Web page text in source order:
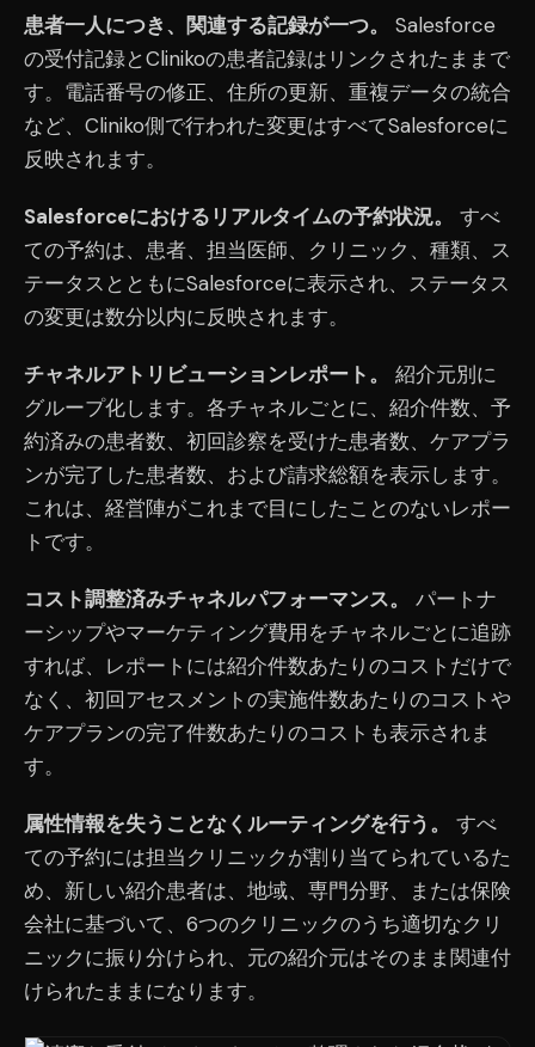
患者一人につき、関連する記録が一つ。
Salesforce
の受付記録とClinikoの患者記録はリンクされたままで
す。電話番号の修正、住所の更新、重複データの統合
など、Cliniko側で行われた変更はすべてSalesforceに
反映されます。
Salesforceにおけるリアルタイムの予約状況。
すべ
ての予約は、患者、担当医師、クリニック、種類、ス
テータスとともにSalesforceに表示され、ステータス
の変更は数分以内に反映されます。
チャネルアトリビューションレポート。
紹介元別に
グループ化します。各チャネルごとに、紹介件数、予
約済みの患者数、初回診察を受けた患者数、ケアプラ
ンが完了した患者数、および請求総額を表示します。
これは、経営陣がこれまで目にしたことのないレポー
トです。
コスト調整済みチャネルパフォーマンス。
パートナ
ーシップやマーケティング費用をチャネルごとに追跡
すれば、レポートには紹介件数あたりのコストだけで
なく、初回アセスメントの実施件数あたりのコストや
ケアプランの完了件数あたりのコストも表示されま
す。
属性情報を失うことなくルーティングを行う。
すべ
ての予約には担当クリニックが割り当てられているた
め、新しい紹介患者は、地域、専門分野、または保険
会社に基づいて、6つのクリニックのうち適切なクリ
ニックに振り分けられ、元の紹介元はそのまま関連付
けられたままになります。